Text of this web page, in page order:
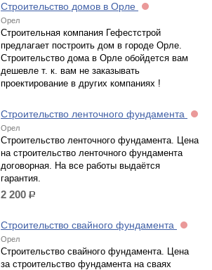
Строительство домов в Орле
Орел
Строительная компания Гефестстрой
предлагает построить дом в городе Орле.
Строительство дома в Орле обойдется вам
дешевле т. к. вам не заказывать
проектирование в других компаниях !
Строительство ленточного фундамента
Орел
Строительство ленточного фундамента. Цена
на строительство ленточного фундамента
договорная. На все работы выдаётся
гарантия.
2 200 р.
Строительство свайного фундамента
Орел
Строительство свайного фундамента. Цена
за строительство фундамента на сваях